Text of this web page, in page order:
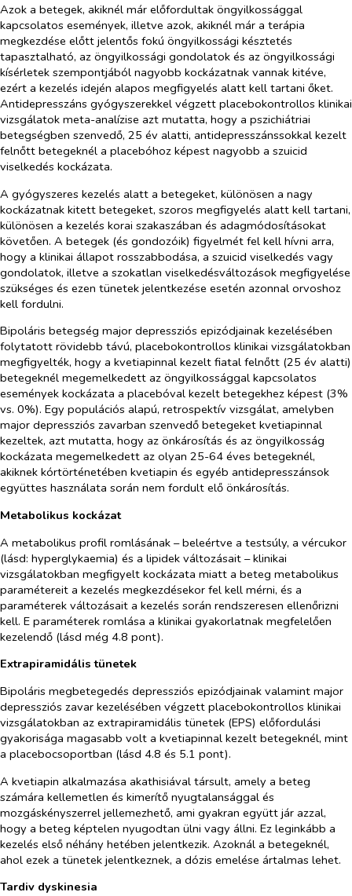
Azok a betegek, akiknél már előfordultak öngyilkossággal
kapcsolatos események, illetve azok, akiknél már a terápia
megkezdése előtt jelentős fokú öngyilkossági késztetés
tapasztalható, az öngyilkossági gondolatok és az öngyilkossági
kísérletek szempontjából nagyobb kockázatnak vannak kitéve,
ezért a kezelés idején alapos megfigyelés alatt kell tartani őket.
Antidepresszáns gyógyszerekkel végzett placebokontrollos klinikai
vizsgálatok meta-analízise azt mutatta, hogy a pszichiátriai
betegségben szenvedő, 25 év alatti, antidepresszánssokkal kezelt
felnőtt betegeknél a placebóhoz képest nagyobb a szuicid
viselkedés kockázata.
A gyógyszeres kezelés alatt a betegeket, különösen a nagy
kockázatnak kitett betegeket, szoros megfigyelés alatt kell tartani,
különösen a kezelés korai szakaszában és adagmódosításokat
követően. A betegek (és gondozóik) figyelmét fel kell hívni arra,
hogy a klinikai állapot rosszabbodása, a szuicid viselkedés vagy
gondolatok, illetve a szokatlan viselkedésváltozások megfigyelése
szükséges és ezen tünetek jelentkezése esetén azonnal orvoshoz
kell fordulni.
Bipoláris betegség major depressziós epizódjainak kezelésében
folytatott rövidebb távú, placebokontrollos klinikai vizsgálatokban
megfigyelték, hogy a kvetiapinnal kezelt fiatal felnőtt (25 év alatti)
betegeknél megemelkedett az öngyilkossággal kapcsolatos
események kockázata a placebóval kezelt betegekhez képest (3%
vs. 0%). Egy populációs alapú, retrospektív vizsgálat, amelyben
major depressziós zavarban szenvedő betegeket kvetiapinnal
kezeltek, azt mutatta, hogy az önkárosítás és az öngyilkosság
kockázata megemelkedett az olyan 25-64 éves betegeknél,
akiknek kórtörténetében kvetiapin és egyéb antidepresszánsok
együttes használata során nem fordult elő önkárosítás.
Metabolikus kockázat
A metabolikus profil romlásának – beleértve a testsúly, a vércukor
(lásd: hyperglykaemia) és a lipidek változásait – klinikai
vizsgálatokban megfigyelt kockázata miatt a beteg metabolikus
paramétereit a kezelés megkezdésekor fel kell mérni, és a
paraméterek változásait a kezelés során rendszeresen ellenőrizni
kell. E paraméterek romlása a klinikai gyakorlatnak megfelelően
kezelendő (lásd még 4.8 pont).
Extrapiramidális tünetek
Bipoláris megbetegedés depressziós epizódjainak valamint major
depressziós zavar kezelésében végzett placebokontrollos klinikai
vizsgálatokban az extrapiramidális tünetek (EPS) előfordulási
gyakorisága magasabb volt a kvetiapinnal kezelt betegeknél, mint
a placebocsoportban (lásd 4.8 és 5.1 pont).
A kvetiapin alkalmazása akathisiával társult, amely a beteg
számára kellemetlen és kimerítő nyugtalansággal és
mozgáskényszerrel jellemezhető, ami gyakran együtt jár azzal,
hogy a beteg képtelen nyugodtan ülni vagy állni. Ez leginkább a
kezelés első néhány hetében jelentkezik. Azoknál a betegeknél,
ahol ezek a tünetek jelentkeznek, a dózis emelése ártalmas lehet.
Tardiv dyskinesia